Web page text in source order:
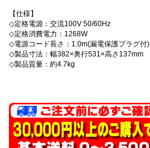
【仕様】
◇定格電源：交流100V 50/60Hz
◇定格消費電力：1268W
◇電源コード長さ：1.0m(漏電保護プラグ付)
◇製品寸法：幅382×奥行531×高さ137mm
◇製品質量：約4.7kg